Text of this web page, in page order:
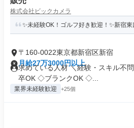
株式会社ビックカメラ
✨未経験OK！ゴルフ好き歓迎！✨新宿
〒160-0022東京都新宿区新宿
月給27万3000円以上
求めている人材 ＼経験・スキル不
卒OK ◇ブランクOK ◇...
業界未経験歓迎 +25個